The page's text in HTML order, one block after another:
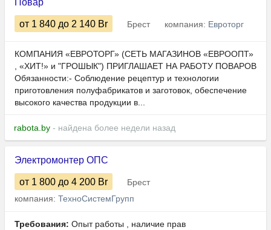
Повар
от 1 840 до 2 140 Br Брест компания: Евроторг
КОМПАНИЯ «ЕВРОТОРГ» (СЕТЬ МАГАЗИНОВ «ЕВРООПТ»
, «ХИТ!» и "ГРОШЫК") ПРИГЛАШАЕТ НА РАБОТУ ПОВАРОВ
Обязанности:- Соблюдение рецептур и технологии
приготовления полуфабрикатов и заготовок, обеспечение
высокого качества продукции в...
rabota.by - найдена более недели назад
Электромонтер ОПС
от 1 800 до 4 200 Br
Брест
компания: ТехноСистемГрупп
Требования: Опыт работы , наличие прав